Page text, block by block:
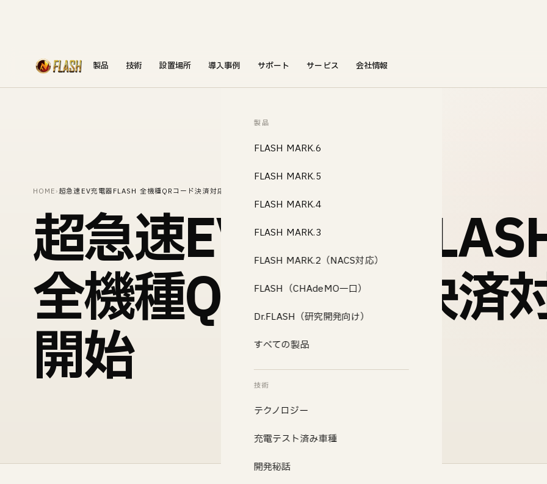
製品 技術 設置場所 導入事例 サポート サービス 会社情報
製品
FLASH MARK.6
FLASH MARK.5
FLASH MARK.4
FLASH MARK.3
FLASH MARK.2（NACS対応）
FLASH（CHAdeMO一口）
Dr.FLASH（研究開発向け）
すべての製品 →
技術
テクノロジー
充電テスト済み車種
開発秘話
HOME›超急速EV充電器FLASH 全機種QRコード決済対応開始
超急速EV充電器
全機種QRコード決済
開始